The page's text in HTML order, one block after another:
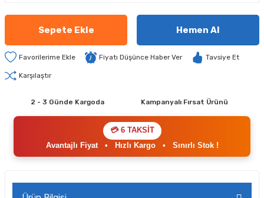
Sepete Ekle Hemen Al
Fiyatı Düşünce Haber Ver Tavsiye Et
Karşılaştır
2 - 3 Günde Kargoda Kampanyalı Fırsat Ürünü
💳 6 TAKSİT
Avantajlı Fiyat• Hızlı Kargo• Sınırlı Stok !